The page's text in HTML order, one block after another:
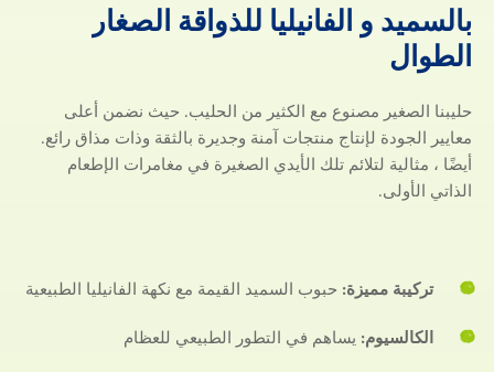
بالسميد و الفانيليا للذواقة الصغار
الطوال
حليبنا الصغير مصنوع مع الكثير من الحليب. حيث نضمن أعلى
معايير الجودة لإنتاج منتجات آمنة وجديرة بالثقة وذات مذاق رائع.
أيضًا ، مثالية لتلائم تلك الأيدي الصغيرة في مغامرات الإطعام
الذاتي الأولى.
تركيبة مميزة: حبوب السميد القيمة مع نكهة الفانيليا الطبيعية
الكالسيوم: يساهم في التطور الطبيعي للعظام